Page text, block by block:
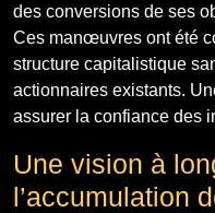
des conversions de ses
Ces manœuvres ont été
structure capitalistique
actionnaires existants.
assurer la confiance des
Une vision à
l’accumulation